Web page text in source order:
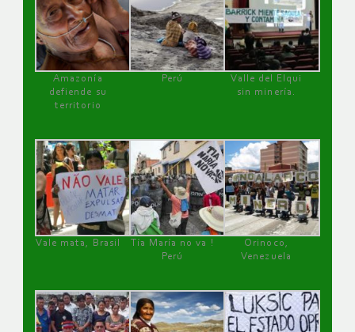
Amazonía
defiende su
territorio
Perú
Valle del Elqui
sin minería.
Vale mata, Brasil
Tía María no va !
Perú
Orinoco,
Venezuela